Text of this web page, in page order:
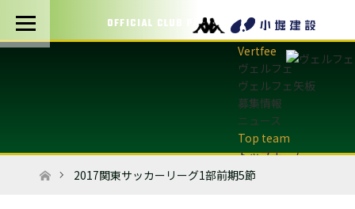
OFFICIAL CLUB PARTNERS
ヴェルフェ
ヴェルフェ矢板
募集情報
ニュース
トップチーム
トップチーム概要
ホーム2017関東サッカーリーグ1部前期5節